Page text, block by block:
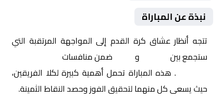
نبذة عن المباراة
تتجه أنظار عشاق كرة القدم إلى المواجهة المرتقبة التي
ستجمع بين
و ضمن منافسات
. هذه المباراة تحمل أهمية كبيرة لكلا الفريقين،
حيث يسعى كل منهما لتحقيق الفوز وحصد النقاط الثمينة.